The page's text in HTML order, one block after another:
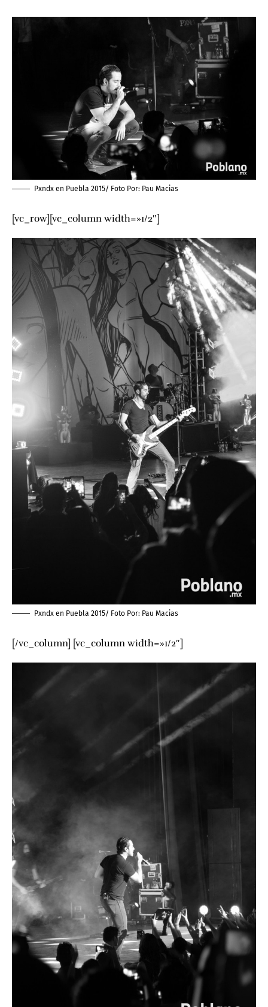
Pxndx en Puebla 2015/ Foto Por: Pau Macias
[vc_row][vc_column width=»1/2″]
Pxndx en Puebla 2015/ Foto Por: Pau Macias
[/vc_column] [vc_column width=»1/2″]